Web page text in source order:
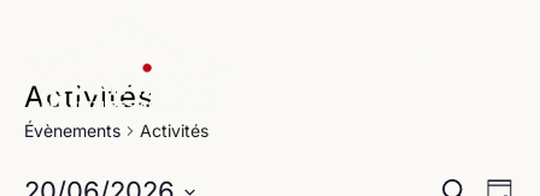
Activités
Évènements Activités
Recherche